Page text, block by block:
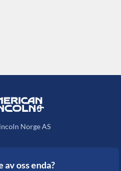
Norge AS
av oss enda?